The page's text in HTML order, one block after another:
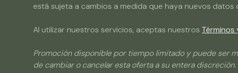
está sujeta a cambios a medida que haya nuevos
Al utilizar nuestros servicios, aceptas nuestrosTérminos
Promoción disponible por tiempo limitado y puede ser
de cambiar o cancelar esta oferta a su entera discreción.